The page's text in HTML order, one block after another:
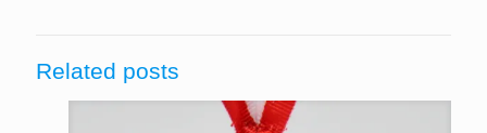
Related posts